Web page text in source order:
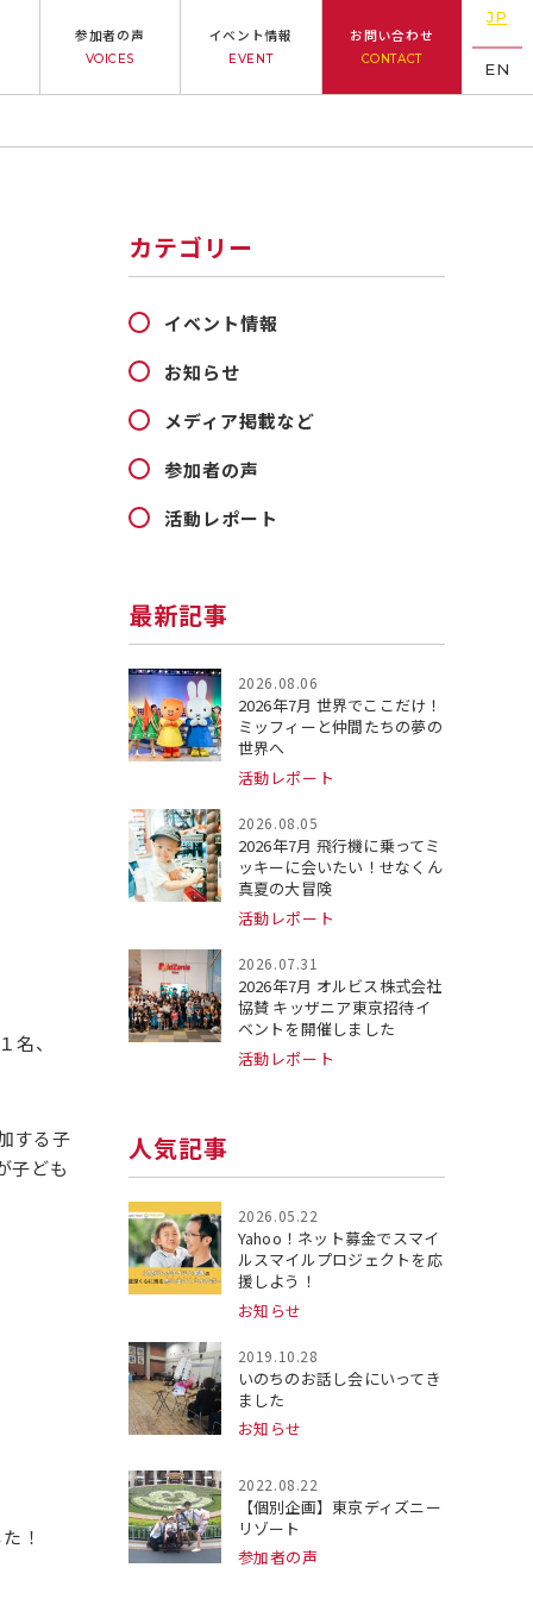
参加者の声
VOICES
イベント情報
EVENT
お問い合わせ
CONTACT
JP
EN
、
する子
子ども
！
カテゴリー
イベント情報
お知らせ
メディア掲載など
参加者の声
活動レポート
最新記事
2026.08.06
2026年7月 世界でここだけ！
ミッフィーと仲間たちの夢の
世界へ
活動レポート
2026.08.05
2026年7月 飛行機に乗ってミ
ッキーに会いたい！せなくん
真夏の大冒険
活動レポート
2026.07.31
2026年7月 オルビス株式会社
協賛 キッザニア東京招待イ
ベントを開催しました
活動レポート
人気記事
2026.05.22
Yahoo！ネット募金でスマイ
ルスマイルプロジェクトを応
援しよう！
お知らせ
2019.10.28
いのちのお話し会にいってき
ました
お知らせ
2022.08.22
【個別企画】東京ディズニー
リゾート
参加者の声